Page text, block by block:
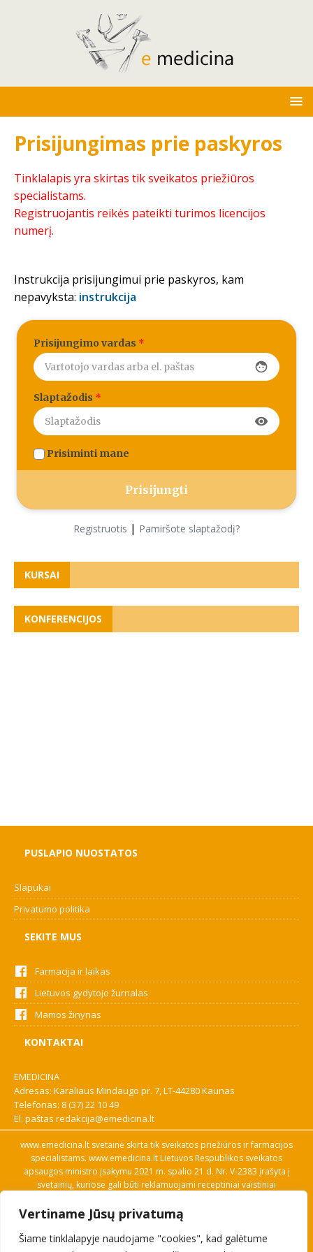
Vertiname Jūsų privatumą
Šiame tinklalapyje naudojame "cookies", kad galėtume
Prisijungimas prie paskyros
Tinklalapis yra skirtas tik sveikatos priežiūros
specialistams.
Registruojantis reikės pateikti turimos licencijos
numerį.
Instrukcija prisijungimui prie paskyros, kam
nepavyksta: instrukcija
Prisijungimo vardas *
face
Slaptažodis *
visibility
Prisiminti mane
Registruotis | Pamiršote slaptažodį?
KURSAI
KONFERENCIJOS
PUSLAPIO NUOSTATOS
Slapukai
Privatumo politika
SEKITE MUS
Farmacija ir laikas
Lietuvos gydytojo žurnalas
Mamos žinynas
KONTAKTAI
EMEDICINA
Adresas: Karaliaus Mindaugo pr. 7, LT-44280 Kaunas
Telefonas: 8 (37) 22 10 49
El. paštas redakcija@emedicina.lt
www.emedicina.lt svetainė skirta tik sveikatos priežiūros ir farmacijos
specialistams. www.emedicina.lt Lietuvos Respublikos sveikatos
apsaugos ministro įsakymu 2021 m. spalio 21 d. Nr. V-2383 įrašyta į
svetainių, kuriose gali būti reklamuojami receptiniai vaistiniai
savo profesinę kvalifikaciją. Naudingos nuorodos: Vaistų ir medicinos
pagalbos priemonių kainų paieška, VVKT tinklalapis, Sveikatos
priežiūros ar farmacijos specialisto pranešimo apie įtariamą